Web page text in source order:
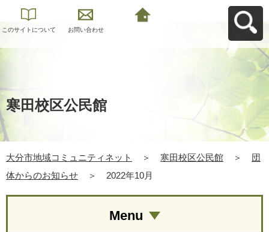
このサイトについて お問い合わせ
寒田校区公民館
大分市地域コミュニティネット ＞ 寒田校区公民館 ＞
団
体からのお知らせ
＞ 2022年10月
Menu